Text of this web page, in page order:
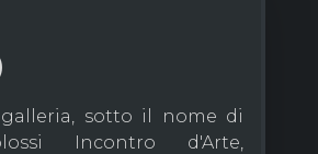
sotto il nome di
Incontro d'Arte,